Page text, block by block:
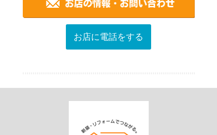
お店に電話をする